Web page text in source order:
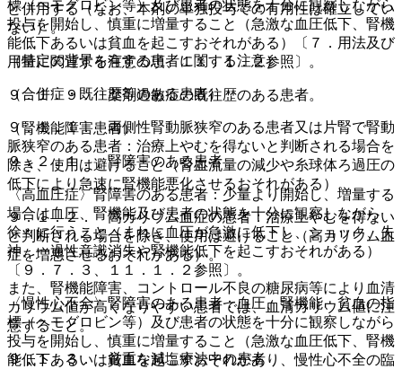
標（ヘモグロビン等）及び患者の状態を十分に観察しながら
投与を開始し、慎重に増量すること（急激な血圧低下、腎機
能低下あるいは貧血を起こすおそれがある）〔７．用法及び
用量に関連する注意の項、１１．１．２参照〕。
９．１．９． 薬剤過敏症の既往歴のある患者。
（腎機能障害患者）
９．２．１． 腎障害のある患者
〈高血圧症〉腎障害のある患者：少量より開始し、増量する
場合は血圧、腎機能及び患者の状態を十分に観察しながら
徐々に行うこと（まれに血圧が急激に低下し、ショック、失
神、一過性意識消失や腎機能低下を起こすおそれがある）
〔９．７．３、１１．１．２参照〕。
〈慢性心不全〉腎障害のある患者：血圧、腎機能、貧血の指
標（ヘモグロビン等）及び患者の状態を十分に観察しながら
投与を開始し、慎重に増量すること（急激な血圧低下、腎機
能低下あるいは貧血を起こすおそれがあり、慢性心不全の臨
と併用する（なお、本剤の単独投与での有用性は確立してい
ない）。
（特定の背景を有する患者に関する注意）
（合併症・既往歴等のある患者）
９．１．１． 両側性腎動脈狭窄のある患者又は片腎で腎動
脈狭窄のある患者：治療上やむを得ないと判断される場合を
除き、使用は避けること（腎血流量の減少や糸球体ろ過圧の
低下により急速に腎機能悪化させるおそれがある）。
９．１．２． 高カリウム血症の患者：治療上やむを得ない
と判断される場合を除き、使用は避けること（高カリウム血
症を増悪させるおそれがある）。
また、腎機能障害、コントロール不良の糖尿病等により血清
カリウム値が高くなりやすい患者では、血清カリウム値に注
意すること。
９．１．３． 厳重な減塩療法中の患者